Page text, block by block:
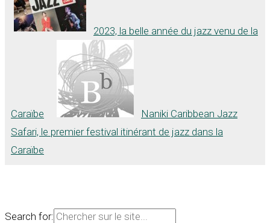
2023, la belle année du jazz venu de la
Caraïbe
Naniki Caribbean Jazz
Safari, le premier festival itinérant de jazz dans la
Caraïbe
Search for: